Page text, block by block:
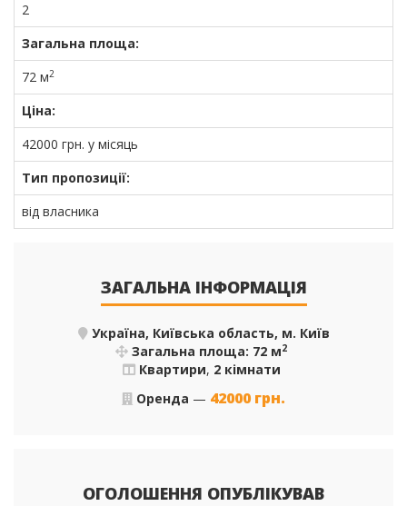
2
Загальна площа:
72 м2
Ціна:
42000 грн. у місяць
Тип пропозиції:
від власника
ЗАГАЛЬНА ІНФОРМАЦІЯ
Україна, Київська область, м. Київ
Загальна площа: 72 м2
Квартири, 2 кімнати
Оренда — 42000 грн.
ОГОЛОШЕННЯ ОПУБЛІКУВАВ